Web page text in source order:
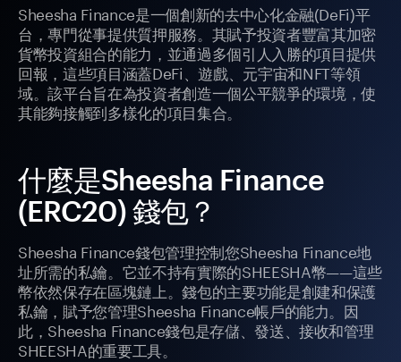
Sheesha Finance是一個創新的去中心化金融(DeFi)平
台，專門從事提供質押服務。其賦予投資者豐富其加密
貨幣投資組合的能力，並通過多個引人入勝的項目提供
回報，這些項目涵蓋DeFi、遊戲、元宇宙和NFT等領
域。該平台旨在為投資者創造一個公平競爭的環境，使
其能夠接觸到多樣化的項目集合。
什麼是Sheesha Finance
(ERC20) 錢包？
Sheesha Finance錢包管理控制您Sheesha Finance地
址所需的私鑰。它並不持有實際的SHEESHA幣——這些
幣依然保存在區塊鏈上。錢包的主要功能是創建和保護
私鑰，賦予您管理Sheesha Finance帳戶的能力。因
此，Sheesha Finance錢包是存儲、發送、接收和管理
SHEESHA的重要工具。